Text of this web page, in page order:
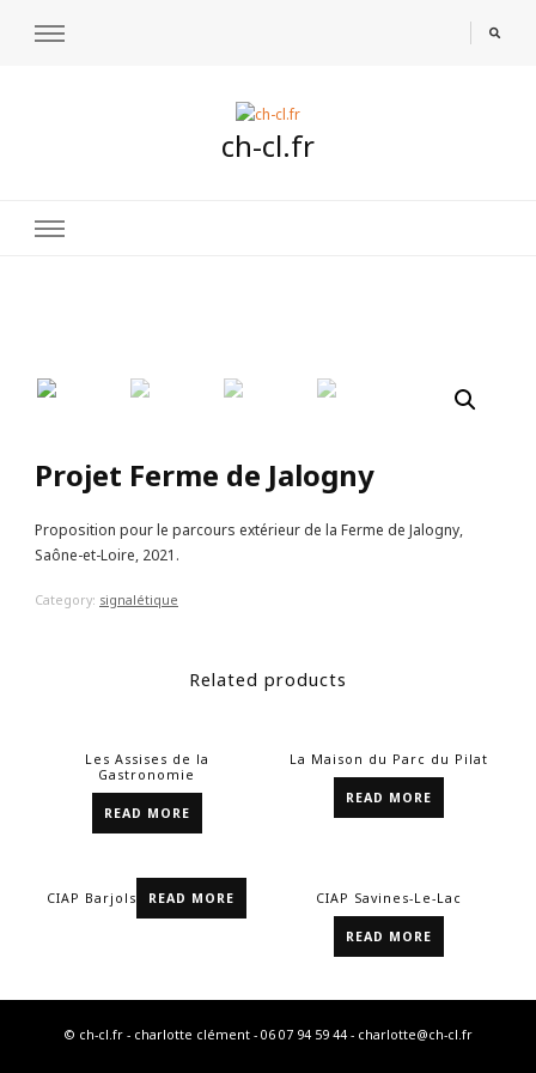
ch-cl.fr
Projet Ferme de Jalogny
Proposition pour le parcours extérieur de la Ferme de Jalogny,
Saône-et-Loire, 2021.
Category: signalétique
Related products
Les Assises de la
Gastronomie
READ MORE
La Maison du Parc du Pilat
READ MORE
CIAP Barjols READ MORE CIAP Savines-Le-Lac
READ MORE
© ch-cl.fr - charlotte clément - 06 07 94 59 44 - charlotte@ch-cl.fr